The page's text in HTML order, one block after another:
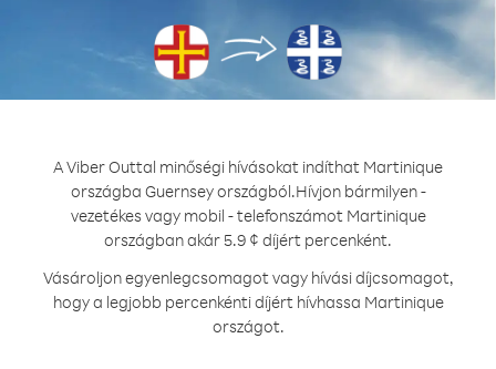
A Viber Outtal minőségi hívásokat indíthat Martinique
országba Guernsey országból.Hívjon bármilyen -
vezetékes vagy mobil - telefonszámot Martinique
országban akár 5.9 ¢ díjért percenként.
Vásároljon egyenlegcsomagot vagy hívási díjcsomagot,
hogy a legjobb percenkénti díjért hívhassa Martinique
országot.